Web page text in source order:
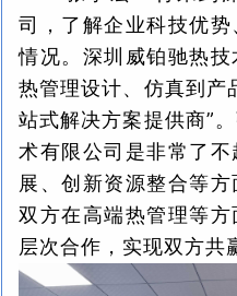
司，了解企业科技优
情况。深圳威铂驰热
热管理设计、仿真到产
站式解决方案提供商”
术有限公司是非常了
展、创新资源整合等
双方在高端热管理等
层次合作，实现双方共